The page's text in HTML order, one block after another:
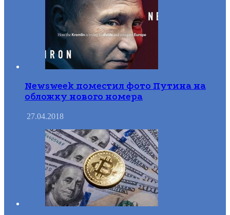
Newsweek поместил фото Путина на
обложку нового номера
27.04.2018